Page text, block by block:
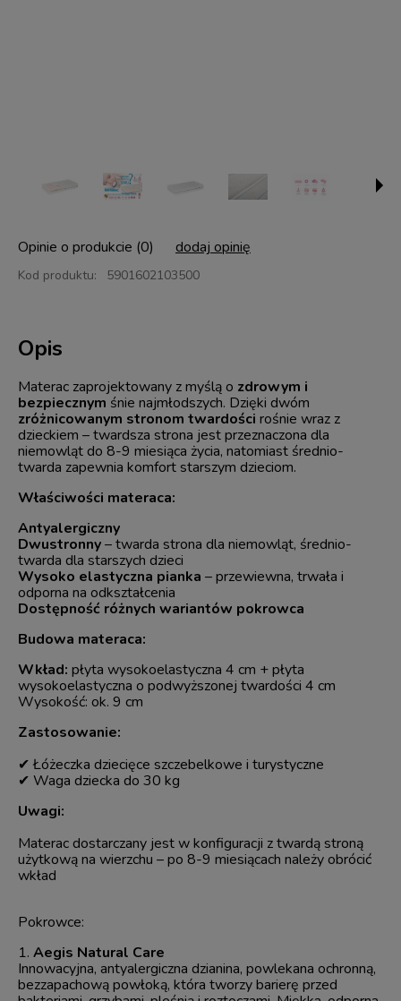
Kod produktu: 5901602103500
Opinie o produkcie (0) dodaj opinię
Opis
Materac zaprojektowany z myślą o zdrowym i
bezpiecznym śnie najmłodszych. Dzięki dwóm
zróżnicowanym stronom twardości rośnie wraz z
dzieckiem – twardsza strona jest przeznaczona dla
niemowląt do 8-9 miesiąca życia, natomiast średnio-
twarda zapewnia komfort starszym dzieciom.
Właściwości materaca:
Antyalergiczny
Dwustronny– twarda strona dla niemowląt, średnio-
twarda dla starszych dzieci
Wysoko elastyczna pianka – przewiewna, trwała i
odporna na odkształcenia
Dostępność różnych wariantów pokrowca
Budowa materaca:
Wkład: płyta wysokoelastyczna 4 cm + płyta
wysokoelastyczna o podwyższonej twardości 4 cm
Wysokość: ok. 9 cm
Zastosowanie:
✔ Łóżeczka dziecięce szczebelkowe i turystyczne
✔ Waga dziecka do 30 kg
Uwagi:
Materac dostarczany jest w konfiguracji z twardą stroną
użytkową na wierzchu – po 8-9 miesiącach należy obrócić
wkład
Pokrowce:
1. Aegis Natural Care
Innowacyjna, antyalergiczna dzianina, powlekana ochronną,
bezzapachową powłoką, która tworzy barierę przed